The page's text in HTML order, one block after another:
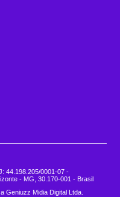
44.198.205/0001-07 -
- MG, 30.170-001 - Brasil
Geniuzz Midia Digital Ltda.